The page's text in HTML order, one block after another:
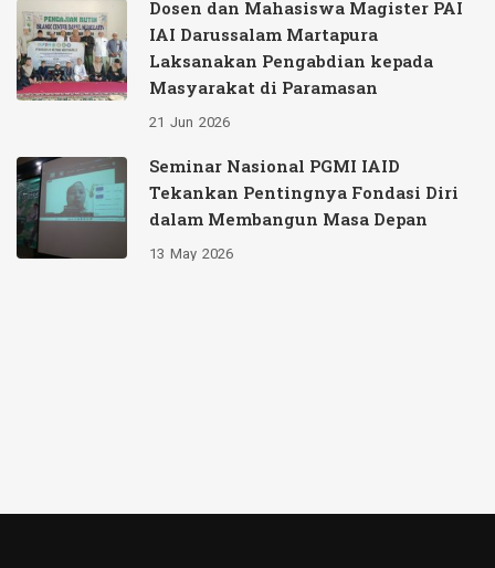
Dosen dan Mahasiswa Magister PAI
IAI Darussalam Martapura
Laksanakan Pengabdian kepada
Masyarakat di Paramasan
21 Jun 2026
Seminar Nasional PGMI IAID
Tekankan Pentingnya Fondasi Diri
dalam Membangun Masa Depan
13 May 2026